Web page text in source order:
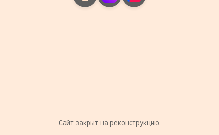
Сайт закрыт на реконструкцию.